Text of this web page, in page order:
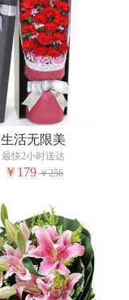
生活无限美
最快2小时送达
￥179 ￥256